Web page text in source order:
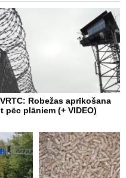
Robežas aprīkošana
pēc plāniem (+ VIDEO)